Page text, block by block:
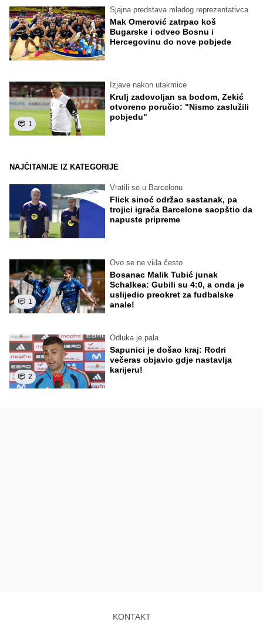
Sjajna predstava mladog reprezentativca
Mak Omerović zatrpao koš
Bugarske i odveo Bosnu i
Hercegovinu do nove pobjede
1
Izjave nakon utakmice
Krulj zadovoljan sa bodom, Zekić
otvoreno poručio: "Nismo zaslužili
pobjedu"
NAJČITANIJE IZ KATEGORIJE
Vratili se u Barcelonu
Flick sinoć održao sastanak, pa
trojici igrača Barcelone saopštio da
napuste pripreme
1
Ovo se ne viđa često
Bosanac Malik Tubić junak
Schalkea: Gubili su 4:0, a onda je
uslijedio preokret za fudbalske
anale!
2
Odluka je pala
Sapunici je došao kraj: Rodri
večeras objavio gdje nastavlja
karijeru!
KONTAKT